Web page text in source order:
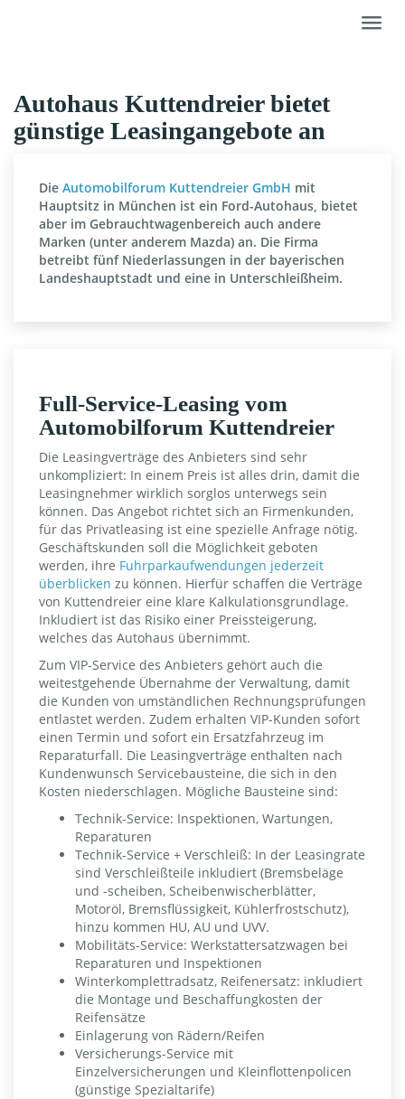
Autohaus Kuttendreier bietet
günstige Leasingangebote an
Die Automobilforum Kuttendreier GmbH mit
Hauptsitz in München ist ein Ford-Autohaus, bietet
aber im Gebrauchtwagenbereich auch andere
Marken (unter anderem Mazda) an. Die Firma
betreibt fünf Niederlassungen in der bayerischen
Landeshauptstadt und eine in Unterschleißheim.
Full-Service-Leasing vom
Automobilforum Kuttendreier
Die Leasingverträge des Anbieters sind sehr
unkompliziert: In einem Preis ist alles drin, damit die
Leasingnehmer wirklich sorglos unterwegs sein
können. Das Angebot richtet sich an Firmenkunden,
für das Privatleasing ist eine spezielle Anfrage nötig.
Geschäftskunden soll die Möglichkeit geboten
werden, ihre Fuhrparkaufwendungen jederzeit
überblicken zu können. Hierfür schaffen die Verträge
von Kuttendreier eine klare Kalkulationsgrundlage.
Inkludiert ist das Risiko einer Preissteigerung,
welches das Autohaus übernimmt.
Zum VIP-Service des Anbieters gehört auch die
weitestgehende Übernahme der Verwaltung, damit
die Kunden von umständlichen Rechnungsprüfungen
entlastet werden. Zudem erhalten VIP-Kunden sofort
einen Termin und sofort ein Ersatzfahrzeug im
Reparaturfall. Die Leasingverträge enthalten nach
Kundenwunsch Servicebausteine, die sich in den
Kosten niederschlagen. Mögliche Bausteine sind:
Technik-Service: Inspektionen, Wartungen,
Reparaturen
Technik-Service + Verschleiß: In der Leasingrate
sind Verschleißteile inkludiert (Bremsbeläge
und -scheiben, Scheibenwischerblätter,
Motoröl, Bremsflüssigkeit, Kühlerfrostschutz),
hinzu kommen HU, AU und UVV.
Mobilitäts-Service: Werkstattersatzwagen bei
Reparaturen und Inspektionen
Winterkomplettradsatz, Reifenersatz: inkludiert
die Montage und Beschaffungkosten der
Reifensätze
Einlagerung von Rädern/Reifen
Versicherungs-Service mit
Einzelversicherungen und Kleinflottenpolicen
(günstige Spezialtarife)